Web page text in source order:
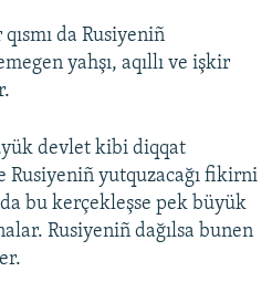
da Rusiyeniñ
yahşı, aqıllı ve işkir
devlet kibi diqqat
Rusiyeniñ yutquzacağı fikirni
bu kerçekleşse pek büyük
Rusiyeniñ dağılsa bunen